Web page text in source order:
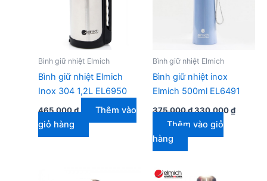
Bình giữ nhiệt Elmich
Bình giữ nhiệt Elmich
Inox 304 1,2L EL6950
465.000₫
Thêm vào
giỏ hàng
Bình giữ nhiệt Elmich
Bình giữ nhiệt inox
Elmich 500ml EL6491
375.000₫ Giá
là:
375.000 ₫.
330.000₫Giá
hiện
Thêm vào giỏ
hàng